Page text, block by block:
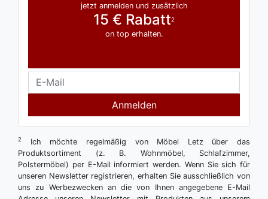
jetzt anmelden und zusätzlich
15 € Rabatt2
on top erhalten.
Anmelden
2
Ich möchte regelmäßig von Möbel Letz über das
Produktsortiment (z. B. Wohnmöbel, Schlafzimmer,
Polstermöbel) per E-Mail informiert werden. Wenn Sie sich für
unseren Newsletter registrieren, erhalten Sie ausschließlich von
uns zu Werbezwecken an die von Ihnen angegebene E-Mail